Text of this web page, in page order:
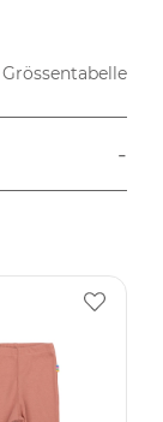
Grössentabelle
-